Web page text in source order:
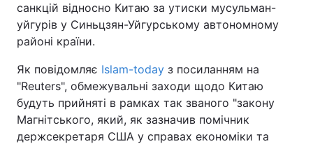
санкцій відносно Китаю за утиски мусульман-
уйгурів у Синьцзян-Уйгурському автономному
районі країни.
Як повідомляє Islam-today з посиланням на
"Reuters", обмежувальні заходи щодо Китаю
будуть прийняті в рамках так званого "закону
Магнітського, який, як зазначив помічник
держсекретаря США у справах економіки та